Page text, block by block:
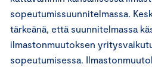
sopeutumissuunnitelmassa.
tärkeänä, että suunnitelmassa
ilmastonmuutoksen
sopeutumisessa.